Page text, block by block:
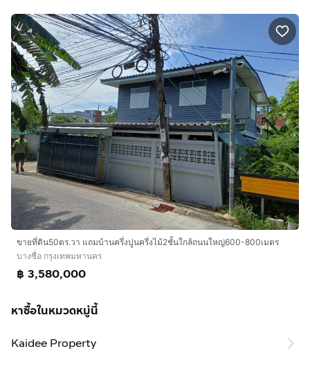
ขายที่ดิน50ตร.วา แถมบ้านครึ่งปูนครึ่งไม้2ชั้นใกล้ถนนใหญ่600-800เมตร
บางซื่อ กรุงเทพมหานคร
฿ 3,580,000
หาซื้อในหมวดหมู่นี้
Kaidee Property